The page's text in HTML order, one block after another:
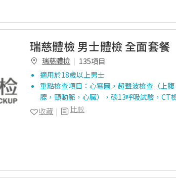
瑞慈體檢 男士體檢 全面套餐
瑞慈體檢
135項目
適用於18歲以上男士
重點檢查項目：心電圖，超聲波檢查（上
腺，頸動脈，心臟），碳13呼吸試驗，CT
比較
收藏